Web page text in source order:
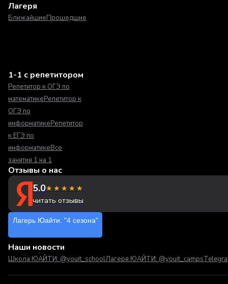
Лагеря
БлижайшиеПрошедшие
1-1 с репетитором
Репетитор к ОГЭ по
математикеРепетитор к
ОГЭ по
информатикеРепетитор
к ЕГЭ по
информатикеВсе
занятия 1 на 1
Отзывы о нас
5.0★★★★★
читать отзывы
Лагерь Юайти. "4 сезона"
Наши новости
Школа ЮАЙТИ: @youit_schoolЛагеря ЮАЙТИ: @youit_camps